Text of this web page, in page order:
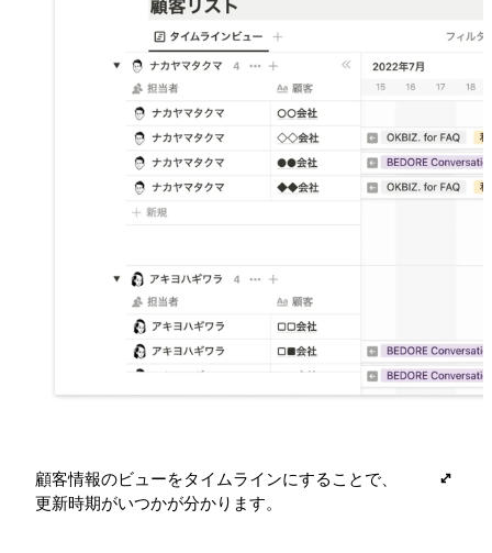
顧客情報のビューをタイムラインにすることで、
更新時期がいつかが分かります。